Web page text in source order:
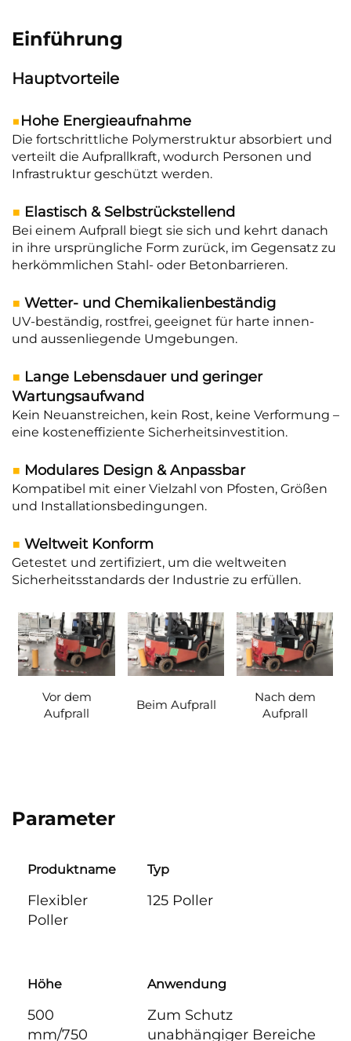
Einführung
Hauptvorteile
■Hohe Energieaufnahme
Die fortschrittliche Polymerstruktur absorbiert und
verteilt die Aufprallkraft, wodurch Personen und
Infrastruktur geschützt werden.
■ Elastisch & Selbstrückstellend
Bei einem Aufprall biegt sie sich und kehrt danach
in ihre ursprüngliche Form zurück, im Gegensatz zu
herkömmlichen Stahl- oder Betonbarrieren.
■ Wetter- und Chemikalienbeständig
UV-beständig, rostfrei, geeignet für harte innen-
und aussenliegende Umgebungen.
■ Lange Lebensdauer und geringer
Wartungsaufwand
Kein Neuanstreichen, kein Rost, keine Verformung –
eine kosteneffiziente Sicherheitsinvestition.
■ Modulares Design & Anpassbar
Kompatibel mit einer Vielzahl von Pfosten, Größen
und Installationsbedingungen.
■ Weltweit Konform
Getestet und zertifiziert, um die weltweiten
Sicherheitsstandards der Industrie zu erfüllen.
Vor dem
Aufprall
Beim Aufprall
Nach dem
Aufprall
Parameter
Produktname Typ
Flexibler
Poller
125 Poller
Höhe Anwendung
500
mm/750
Zum Schutz
unabhängiger Bereiche